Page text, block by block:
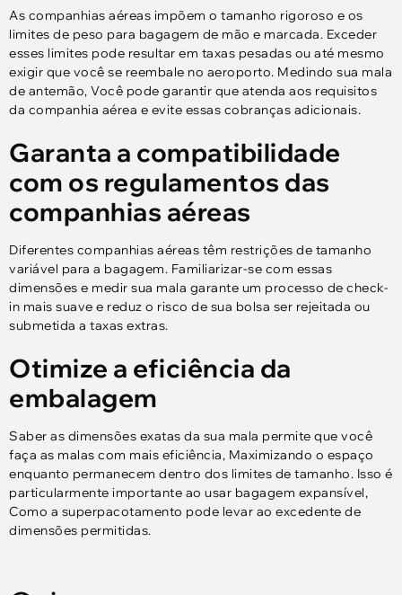
As companhias aéreas impõem o tamanho rigoroso e os
limites de peso para bagagem de mão e marcada. Exceder
esses limites pode resultar em taxas pesadas ou até mesmo
exigir que você se reembale no aeroporto. Medindo sua mala
de antemão, Você pode garantir que atenda aos requisitos
da companhia aérea e evite essas cobranças adicionais.
Garanta a compatibilidade
com os regulamentos das
companhias aéreas
Diferentes companhias aéreas têm restrições de tamanho
variável para a bagagem. Familiarizar-se com essas
dimensões e medir sua mala garante um processo de check-
in mais suave e reduz o risco de sua bolsa ser rejeitada ou
submetida a taxas extras.
Otimize a eficiência da
embalagem
Saber as dimensões exatas da sua mala permite que você
faça as malas com mais eficiência, Maximizando o espaço
enquanto permanecem dentro dos limites de tamanho. Isso é
particularmente importante ao usar bagagem expansível,
Como a superpacotamento pode levar ao excedente de
dimensões permitidas.